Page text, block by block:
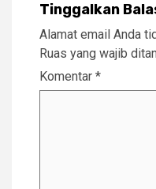
Tinggalkan
Alamat email Anda
Ruas yang wajib
Komentar *